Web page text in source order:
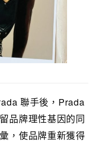
聯手後，Prada
品牌理性基因的同
，使品牌重新獲得